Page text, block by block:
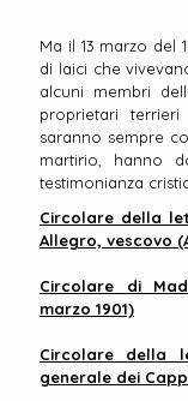
Ma il 13 marzo del
di laici che
alcuni membri
proprietari
saranno sempre
martirio, hanno
testimonianza
Circolare della
Allegro, vescovo
Circolare di
marzo 1901)
Circolare della
generale dei